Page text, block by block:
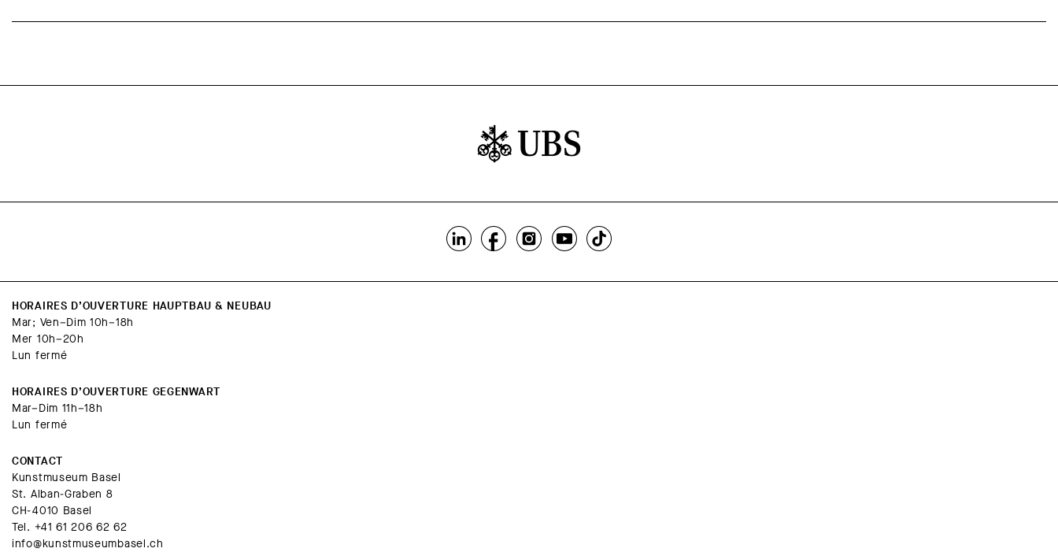
HORAIRES D’OUVERTURE HAUPTBAU & NEUBAU
Mar; Ven–Dim 10h–18h
Mer 10h–20h
Lun fermé
HORAIRES D’OUVERTURE GEGENWART
Mar–Dim 11h–18h
Lun fermé
CONTACT
Kunstmuseum Basel
St. Alban-Graben 8
CH-4010 Basel
Tel. +41 61 206 62 62
info@kunstmuseumbasel.ch